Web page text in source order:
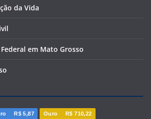
da Vida
em Mato Grosso
R$ 5,87 Ouro R$ 710,22